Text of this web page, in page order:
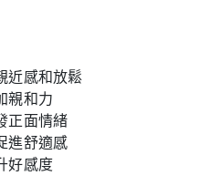
近感和放鬆
親和力
正面情緒
進舒適感
好感度